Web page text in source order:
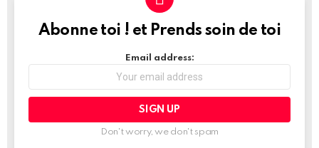
NEWSLETTER
Abonne toi ! et Prends soin de toi
Email address:
Don't worry, we don't spam